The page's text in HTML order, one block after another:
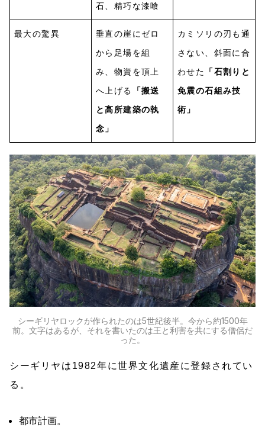
石、精巧な漆喰
最大の驚異
垂直の崖にゼロ
から足場を組
み、物資を頂上
へ上げる
「搬送
と高所建築の執
念」
カミソリの刃も通
さない、斜面に合
わせた
「石割りと
免震の石組み技
術」
シーギリヤロックが作られたのは5世紀後半。今から約1500年
前。文字はあるが、それを書いたのは王と利害を共にする僧侶だ
った。
シーギリヤは1982年に世界文化遺産に登録されてい
る。
都市計画。